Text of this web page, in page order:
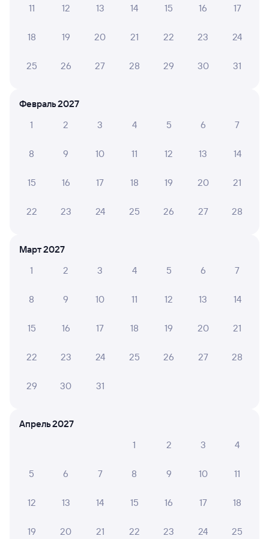
Расписание поездов в Шекшему
11 12 13 14 15 16 17
18 19 20 21 22 23 24
25 26 27 28 29 30 31
Февраль 2027
1
2 3 4 5 6 7
8 9 10 11 12 13 14
15 16 17 18 19 20 21
22 23 24 25 26 27 28
Март 2027
1
2 3 4 5 6 7
8 9 10 11 12 13 14
15 16 17 18 19 20 21
22 23 24 25 26 27 28
29 30 31
Апрель 2027
1
2 3 4
5 6 7 8 9 10 11
12 13 14 15 16 17 18
19 20 21 22 23 24 25